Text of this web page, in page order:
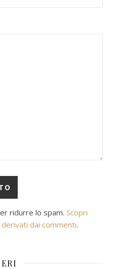
ridurre lo spam. Scopri
dai commenti.